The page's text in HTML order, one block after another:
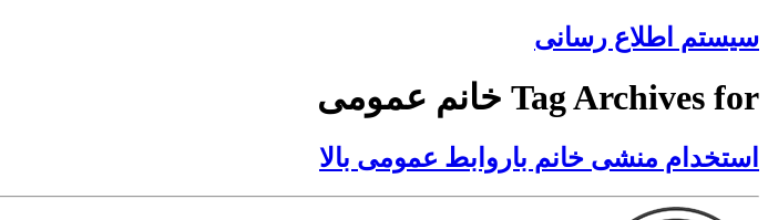
سیستم اطلاع رسانی
Tag Archives for خانم عمومی
استخدام منشی خانم باروابط عمومی بالا